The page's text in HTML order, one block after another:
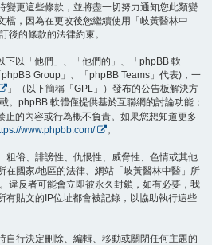
變更這些條款，並將盡一切努力通知您此類變
檔，因為在更改後您繼續使用「岐黃醫林中
後的條款的法律約束。
下以「他們」、「他們的」、「phpBB 軟
Group」、「phpBB Teams」代表)，一
」（以下簡稱「GPL」）發布的公告板解決方
。phpBB 軟體僅提供基於互聯網的討論功能；
的內容或行為概不負責。如果您想知道更多
www.phpbb.com/ 。
粗俗、誹謗性、仇恨性、威脅性、色情或其他
在國家/地區的法律、網站「岐黃醫林中醫」所
違反者可能會立即被永久封鎖，如有必要，我
有貼文的IP位址都會被記錄，以協助執行這些
自行決定刪除、編輯、移動或關閉任何主題的